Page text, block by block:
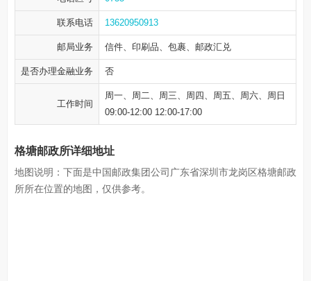
联系电话 13620950913
邮局业务 信件、印刷品、包裹、邮政汇兑
是否办理金融业务 否
工作时间
周一、周二、周三、周四、周五、周六、周日
09:00-12:00 12:00-17:00
格塘邮政所详细地址
地图说明：下面是中国邮政集团公司广东省深圳市龙岗区格塘邮政
所所在位置的地图，仅供参考。